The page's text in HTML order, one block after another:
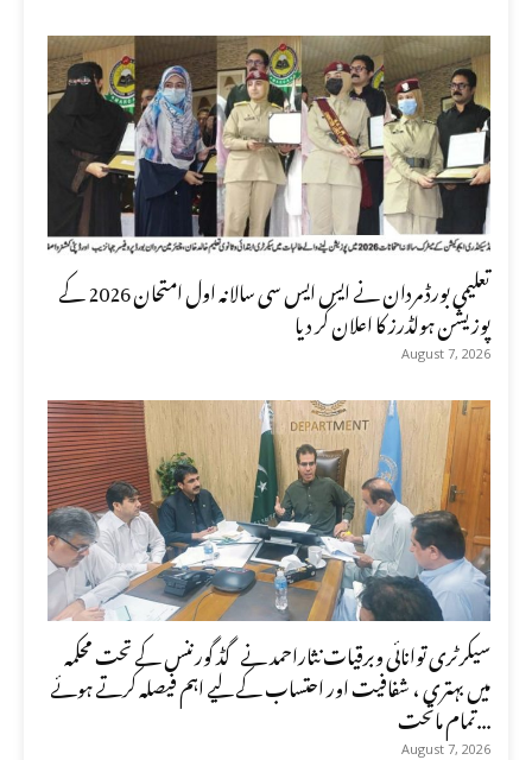
تعلیمی بورڈ مردان نے ایس ایس سی سالانہ اول امتحان 2026 کے
پوزیشن ہولڈرز کا اعلان کر دیا
August 7, 2026
سیکرٹری توانائی وبرقیات نثاراحمد نے گڈ گورننس کے تحت محکمہ
میں بہتری ، شفافیت اور احتساب کے لیے اہم فیصلہ کرتے ہوئے
تمام ماتحت...
August 7, 2026